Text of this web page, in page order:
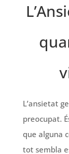
L’ansietat
preocupat.
que alguna
tot sembla